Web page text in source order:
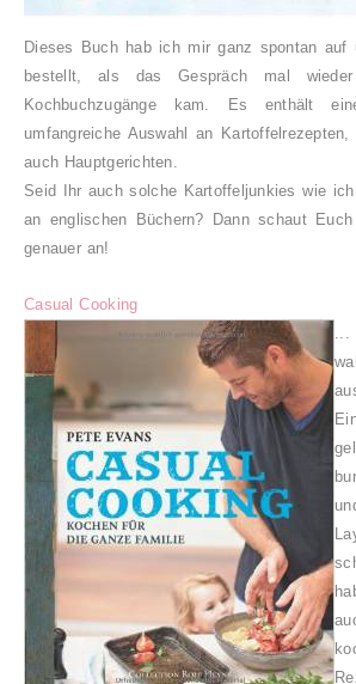
Dieses Buch hab ich mir ganz spontan auf
bestellt, als das Gespräch mal
Kochbuchzugänge kam. Es enthält
umfangreiche Auswahl an
auch Hauptgerichten.
Seid Ihr auch solche Kartoffeljunkies wie
an englischen Büchern? Dann schaut
genauer an!
Casual Cooking